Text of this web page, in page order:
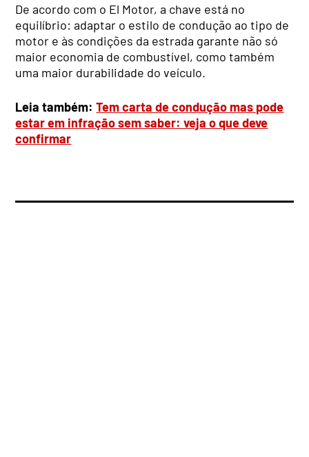
De acordo com o El Motor, a chave está no
equilíbrio: adaptar o estilo de condução ao tipo de
motor e às condições da estrada garante não só
maior economia de combustível, como também
uma maior durabilidade do veículo.
Leia também:Tem carta de condução mas pode
estar em infração sem saber: veja o que deve
confirmar